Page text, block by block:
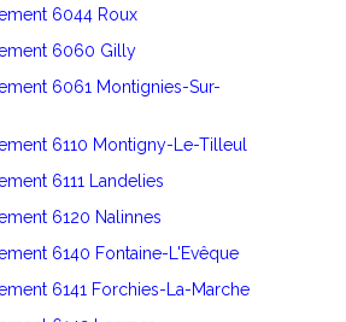
6044 Roux
6060 Gilly
6061 Montignies-Sur-
6110 Montigny-Le-Tilleul
6111 Landelies
6120 Nalinnes
6140 Fontaine-L'Evêque
6141 Forchies-La-Marche